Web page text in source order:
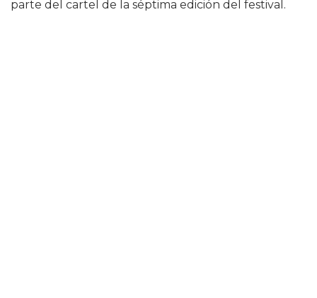
parte del cartel de la séptima edición del festival.